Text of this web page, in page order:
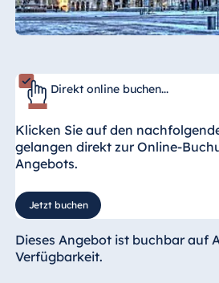
Direkt online buchen...
Klicken Sie auf den
gelangen direkt zur Online-
Angebots.
Jetzt buchen
Dieses Angebot ist buchbar auf
Verfügbarkeit.